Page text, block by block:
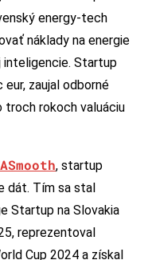
energy-tech
náklady na energie
inteligencie. Startup
zaujal odborné
troch rokoch valuáciu
, startup
dát. Tím sa stal
Startup na Slovakia
reprezentoval
Cup 2024 a získal